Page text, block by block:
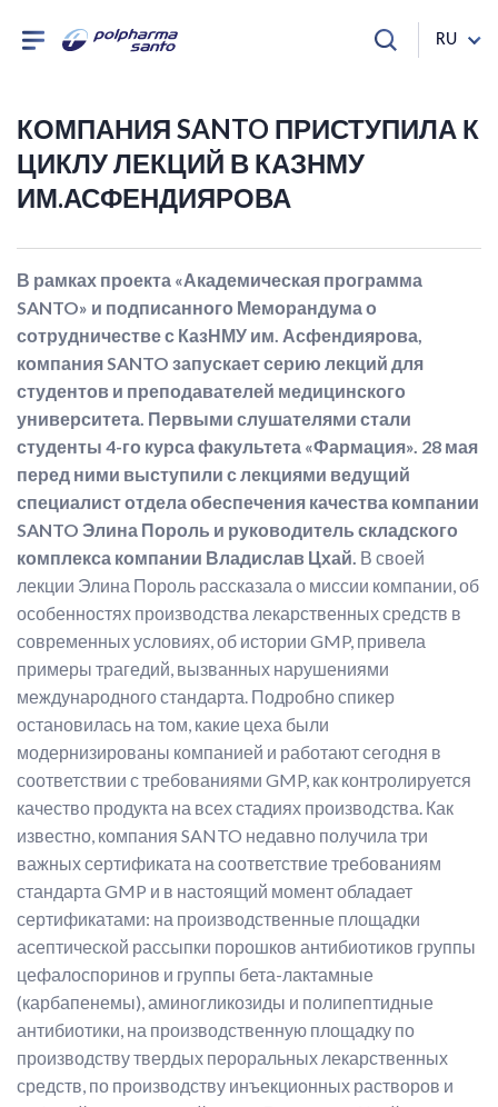
RU
КОМПАНИЯ SANTO ПРИСТУПИЛА К
ЦИКЛУ ЛЕКЦИЙ В КАЗНМУ
ИМ.АСФЕНДИЯРОВА
В рамках проекта «Академическая программа
SANTO» и подписанного Меморандума о
сотрудничестве с КазНМУ им. Асфендиярова,
компания SANTO запускает серию лекций для
студентов и преподавателей медицинского
университета. Первыми слушателями стали
студенты 4-го курса факультета «Фармация». 28 мая
перед ними выступили с лекциями ведущий
специалист отдела обеспечения качества компании
SANTO Элина Пороль и руководитель складского
комплекса компании Владислав Цхай. В своей
лекции Элина Пороль рассказала о миссии компании, об
особенностях производства лекарственных средств в
современных условиях, об истории GMP, привела
примеры трагедий, вызванных нарушениями
международного стандарта. Подробно спикер
остановилась на том, какие цеха были
модернизированы компанией и работают сегодня в
соответствии с требованиями GMP, как контролируется
качество продукта на всех стадиях производства. Как
известно, компания SANTO недавно получила три
важных сертификата на соответствие требованиям
стандарта GMP и в настоящий момент обладает
сертификатами: на производственные площадки
асептической рассыпки порошков антибиотиков группы
цефалоспоринов и группы бета-лактамные
(карбапенемы), аминогликозиды и полипептидные
антибиотики, на производственную площадку по
производству твердых пероральных лекарственных
средств, по производству инъекционных растворов и